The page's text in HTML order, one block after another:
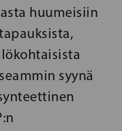
huumeisiin
syynä